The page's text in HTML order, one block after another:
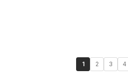
1 2 3 4